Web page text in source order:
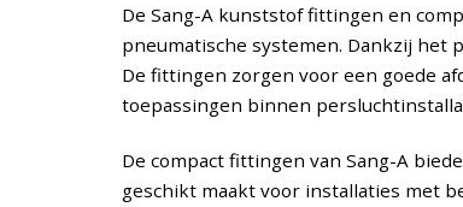
De Sang-A kunststof fittingen en
pneumatische systemen. Dankzij het
De fittingen zorgen voor een goede
toepassingen binnen
De compact fittingen van Sang-A
geschikt maakt voor installaties met